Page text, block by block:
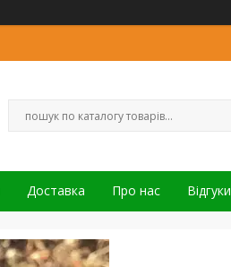
Доставка Про нас Відгуки